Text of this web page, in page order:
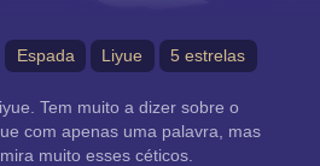
Espada Liyue 5 estrelas
Tem muito a dizer sobre o
com apenas uma palavra, mas
muito esses céticos.